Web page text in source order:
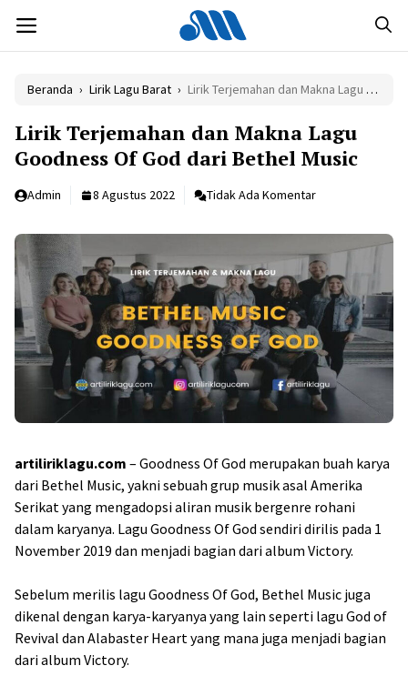
isi
MENU
Beranda › Lirik Lagu Barat › Lirik Terjemahan dan Makna Lagu Goodness Of God dari Bethel Music
Lirik Terjemahan dan Makna Lagu
Goodness Of God dari Bethel Music
Admin 8 Agustus 2022 Tidak Ada Komentar
artiliriklagu.com – Goodness Of God merupakan buah karya
dari Bethel Music, yakni sebuah grup musik asal Amerika
Serikat yang mengadopsi aliran musik bergenre rohani
dalam karyanya. Lagu Goodness Of God sendiri dirilis pada 1
November 2019 dan menjadi bagian dari album Victory.
Sebelum merilis lagu Goodness Of God, Bethel Music juga
dikenal dengan karya-karyanya yang lain seperti lagu God of
Revival dan Alabaster Heart yang mana juga menjadi bagian
dari album Victory.